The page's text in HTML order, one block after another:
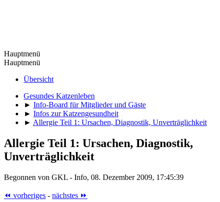
Hauptmenü
Hauptmenü
Übersicht
Gesundes Katzenleben
► Info-Board für Mitglieder und Gäste
► Infos zur Katzengesundheit
► Allergie Teil 1: Ursachen, Diagnostik, Unverträglichkeit
Allergie Teil 1: Ursachen, Diagnostik,
Unverträglichkeit
Begonnen von GKL - Info, 08. Dezember 2009, 17:45:39
⏪ vorheriges - nächstes ⏩